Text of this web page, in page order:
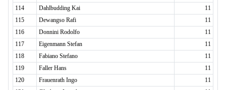
114
Dahlbudding Kai
11
115
Dewangso Rafi
11
116
Donnini Rodolfo
11
117
Eigenmann Stefan
11
118
Fabiano Stefano
11
119
Faller Hans
11
120
Frauenrath Ingo
11